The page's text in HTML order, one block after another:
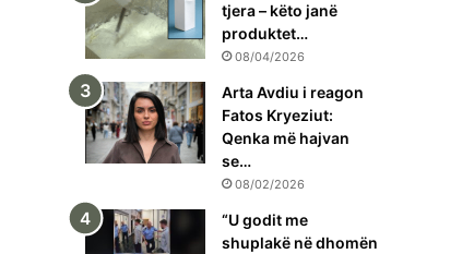
tjera – këto janë
produktet…
08/04/2026
Arta Avdiu i reagon
Fatos Kryeziut:
Qenka më hajvan
se…
08/02/2026
“U godit me
shuplakë në dhomën